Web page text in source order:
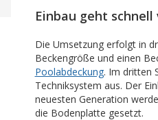
Einbau geht
Die Umsetzung erfolgt in
Beckengröße und einen
Poolabdeckung. Im dritten
Techniksystem aus. Der
neuesten Generation
die Bodenplatte gesetzt.